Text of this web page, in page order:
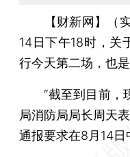
【财新网】（
14日下午18时，关
行今天第二场，也
“截至到目前，现
局消防局局长周天
通报要求在8月14日